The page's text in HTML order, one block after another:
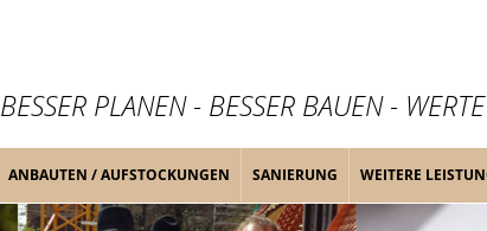
BESSER PLANEN - BESSER BAUEN -
ANBAUTEN / AUFSTOCKUNGEN SANIERUNG WEITERE